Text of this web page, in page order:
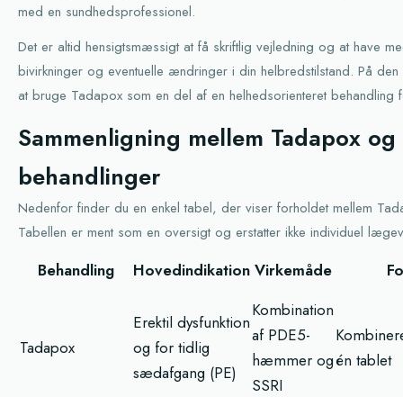
med en sundhedsprofessionel.
Det er altid hensigtsmæssigt at få skriftlig vejledning og at have
bivirkninger og eventuelle ændringer i din helbredstilstand. På
at bruge Tadapox som en del af en helhedsorienteret behandling
Sammenligning mellem Tadapox
behandlinger
Nedenfor finder du en enkel tabel, der viser forholdet mellem
Tabellen er ment som en oversigt og erstatter ikke individuel
Behandling Hovedindikation Virkemåde
Tadapox
Erektil dysfunktion
og for tidlig
sædafgang (PE)
Kombination
af PDE5-
hæmmer og
SSRI
én tablet